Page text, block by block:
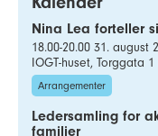
Nina Lea forteller
18.00-20.00 31. august
IOGT-huset, Torggata
Arrangementer
Ledersamling for
familier